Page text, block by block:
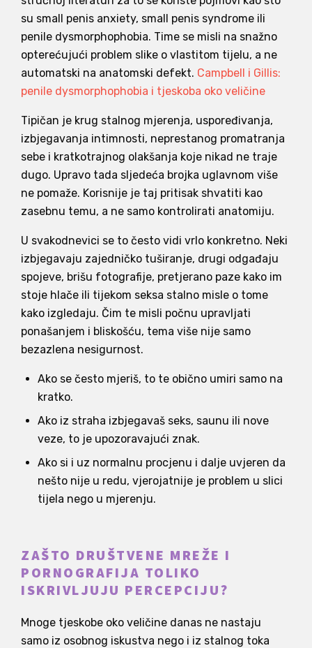
su small penis anxiety, small penis syndrome ili
penile dysmorphophobia. Time se misli na snažno
opterećujući problem slike o vlastitom tijelu, a ne
automatski na anatomski defekt. Campbell i Gillis:
penile dysmorphophobia i tjeskoba oko veličine
Tipičan je krug stalnog mjerenja, uspoređivanja,
izbjegavanja intimnosti, neprestanog promatranja
sebe i kratkotrajnog olakšanja koje nikad ne traje
dugo. Upravo tada sljedeća brojka uglavnom više
ne pomaže. Korisnije je taj pritisak shvatiti kao
zasebnu temu, a ne samo kontrolirati anatomiju.
U svakodnevici se to često vidi vrlo konkretno. Neki
izbjegavaju zajedničko tuširanje, drugi odgađaju
spojeve, brišu fotografije, pretjerano paze kako im
stoje hlače ili tijekom seksa stalno misle o tome
kako izgledaju. Čim te misli počnu upravljati
ponašanjem i bliskošću, tema više nije samo
bezazlena nesigurnost.
Ako se često mjeriš, to te obično umiri samo na
kratko.
Ako iz straha izbjegavaš seks, saunu ili nove
veze, to je upozoravajući znak.
Ako si i uz normalnu procjenu i dalje uvjeren da
nešto nije u redu, vjerojatnije je problem u slici
tijela nego u mjerenju.
ZAŠTO DRUŠTVENE MREŽE I
PORNOGRAFIJA TOLIKO
ISKRIVLJUJU PERCEPCIJU?
Mnoge tjeskobe oko veličine danas ne nastaju
samo iz osobnog iskustva nego i iz stalnog toka